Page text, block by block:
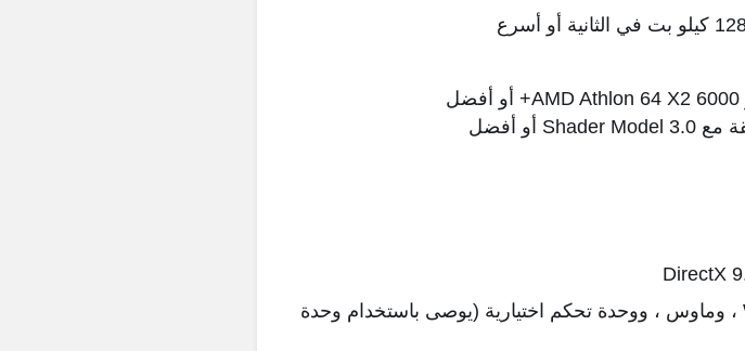
: لوحة مفاتيح متوافقة مع Windows ، وماوس ، ووحدة تحكم اختيارية (يوصى باستخدام وحدة